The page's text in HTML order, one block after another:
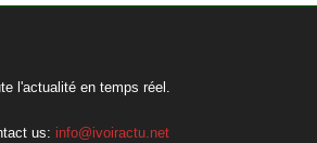
l'actualité en temps réel.
us: info@ivoiractu.net